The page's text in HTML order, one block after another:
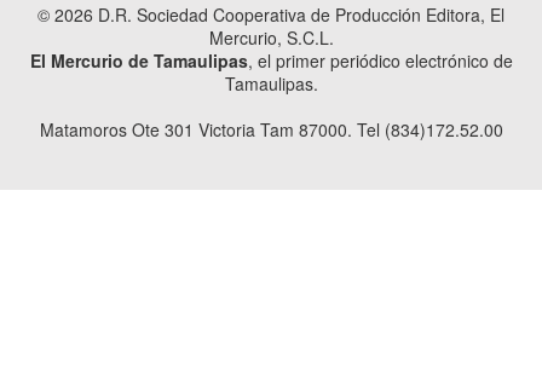
© 2026 D.R. Sociedad Cooperativa de Producción Editora, El
Mercurio, S.C.L.
El Mercurio de Tamaulipas, el primer periódico electrónico de
Tamaulipas.
Matamoros Ote 301 Victoria Tam 87000. Tel (834)172.52.00